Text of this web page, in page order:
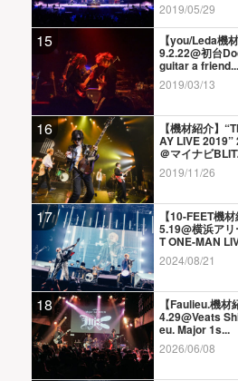
2019/05/29
15 【you/Leda機
9.2.22@初台
guitar a friend...
2019/03/13
16 【機材紹介】
AY LIVE 2019”
＠マイナビ
2019/11/26
17 【10-FEET機
5.19@横浜ア
T ONE-MAN
2024/08/21
18 【Faulieu.機
4.29@Veats
eu. Major 1s...
2026/06/08